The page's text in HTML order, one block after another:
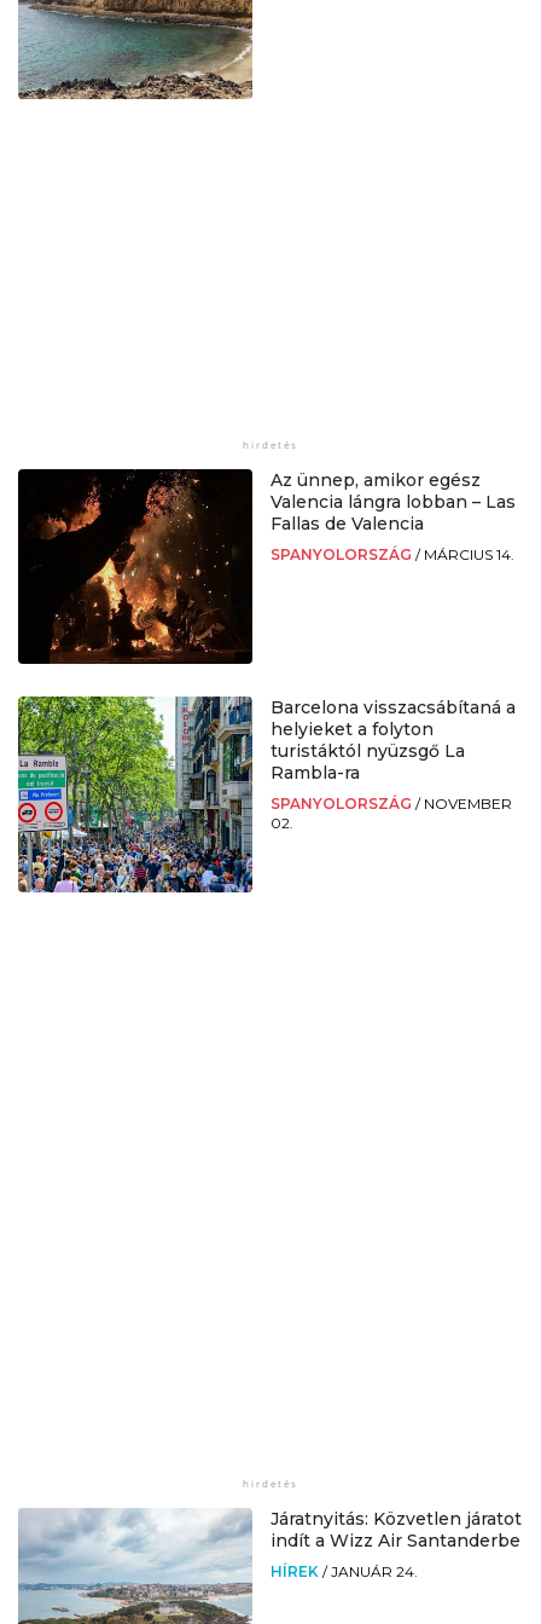
Az ünnep, amikor egész
Valencia lángra lobban – Las
Fallas de Valencia
SPANYOLORSZÁG / MÁRCIUS 14.
Barcelona visszacsábítaná a
helyieket a folyton
turistáktól nyüzsgő La
Rambla-ra
SPANYOLORSZÁG / NOVEMBER
02.
Járatnyitás: Közvetlen járatot
indít a Wizz Air Santanderbe
HÍREK /JANUÁR 24.